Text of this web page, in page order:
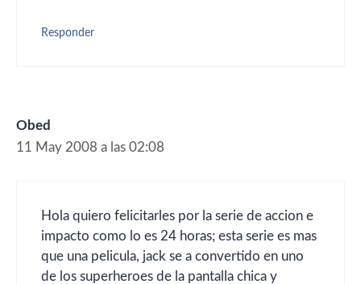
Responder
Obed
11 May 2008 a las 02:08
Hola quiero felicitarles por la serie de accion e
impacto como lo es 24 horas; esta serie es mas
que una pelicula, jack se a convertido en uno
de los superheroes de la pantalla chica y